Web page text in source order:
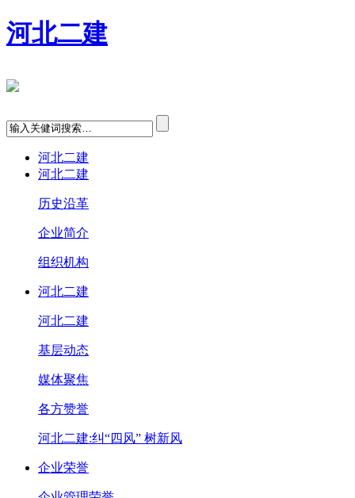
河北二建
河北二建
河北二建
历史沿革
企业简介
组织机构
河北二建
河北二建
基层动态
媒体聚焦
各方赞誉
河北二建:纠“四风” 树新风
企业荣誉